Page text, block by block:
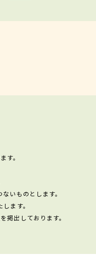
す。
いものとします。
ます。
掲出しております。